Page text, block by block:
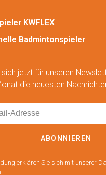
KWFLEX
Badmintonspieler
jetzt für unseren
die neuesten
ABONNIEREN
erklären Sie sich mit unserer